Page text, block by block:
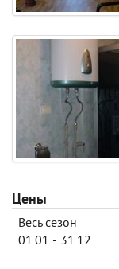
Цены
Весь сезон
01.01 - 31.12